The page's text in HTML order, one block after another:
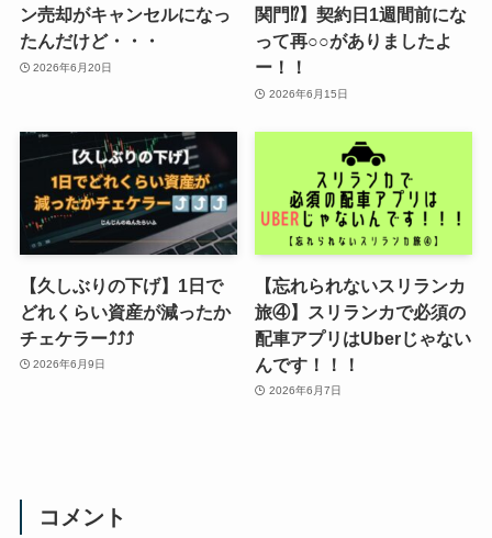
ン売却がキャンセルになっ
たんだけど・・・
2026年6月20日
関門⁉】契約日1週間前にな
って再○○がありましたよ
ー！！
2026年6月15日
【久しぶりの下げ】1日で
どれくらい資産が減ったか
チェケラー⤴⤴⤴
2026年6月9日
【忘れられないスリランカ
旅④】スリランカで必須の
配車アプリはUberじゃない
んです！！！
2026年6月7日
コメント